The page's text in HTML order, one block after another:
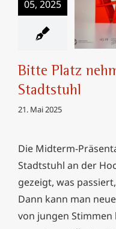
05, 2025
Bitte
Bitte Platz
Stadtstuhl
21. Mai 2025
Die Midterm-
Stadtstuhl an der
gezeigt, was
Dann kann man
von jungen